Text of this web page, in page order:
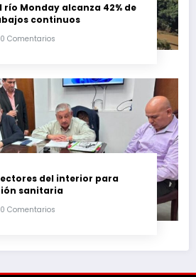
río Monday alcanza 42% de
continuos
0 Comentarios
del interior para
sanitaria
0 Comentarios